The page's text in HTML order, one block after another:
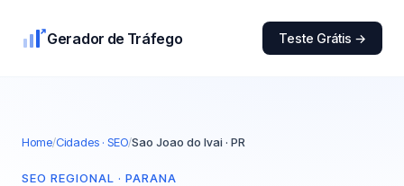
Gerador de Tráfego Teste Grátis →
Home/Cidades · SEO/Sao Joao do Ivai · PR
SEO REGIONAL · PARANA